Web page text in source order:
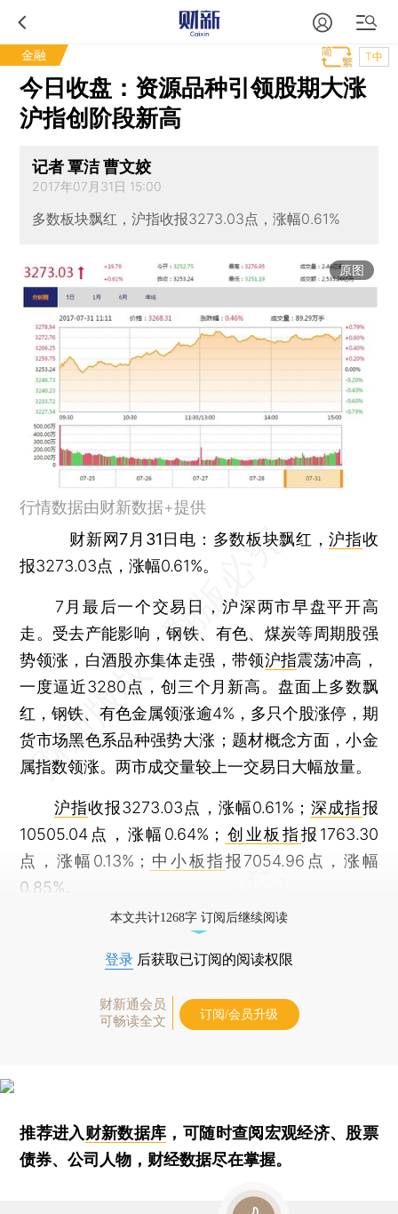
金融 T中
今日收盘：资源品种引领股期大涨
沪指创阶段新高
记者 覃洁 曹文姣
2017年07月31日 15:00
多数板块飘红，沪指收报3273.03点，涨幅0.61%
原图
行情数据由财新数据+提供
财新网7月31日电 ：多数板块飘红，沪指收
报3273.03点，涨幅0.61%。
7月最后一个交易日，沪深两市早盘平开高
走。受去产能影响，钢铁、有色、煤炭等周期股强
势领涨，白酒股亦集体走强，带领沪指震荡冲高，
一度逼近3280点，创三个月新高。盘面上多数飘
红，钢铁、有色金属领涨逾4%，多只个股涨停，期
货市场黑色系品种强势大涨；题材概念方面，小金
属指数领涨。两市成交量较上一交易日大幅放量。
沪指收报3273.03点，涨幅0.61%； 深成指报
10505.04点，涨幅0.64%； 创业板指报1763.30
点，涨幅0.13%； 中小板指报7054.96点，涨幅
0.85%。
本文共计1268字 订阅后继续阅读
登录 后获取已订阅的阅读权限
财新通会员
可畅读全文
订阅/会员升级
推荐进入财新数据库 ，可随时查阅宏观经济、股票
债券、公司人物，财经数据尽在掌握。